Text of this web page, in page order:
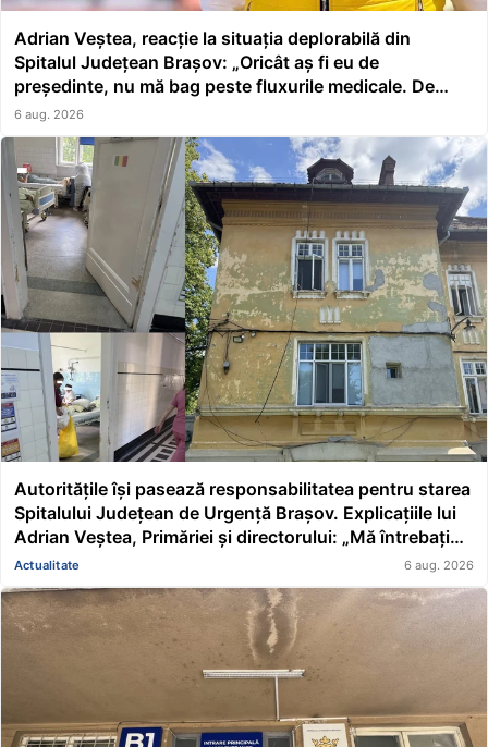
Adrian Veștea, reacție la situația deplorabilă din
Spitalul Județean Brașov: „Oricât aș fi eu de
președinte, nu mă bag peste fluxurile medicale. De
asta a făcut școală managerul”
6 aug. 2026
Autoritățile își pasează responsabilitatea pentru starea
Spitalului Județean de Urgență Brașov. Explicațiile lui
Adrian Veștea, Primăriei și directorului: „Mă întrebați
pe mine de ce nu s-au renovat în ultimii 36 de ani?”
Actualitate 6 aug. 2026